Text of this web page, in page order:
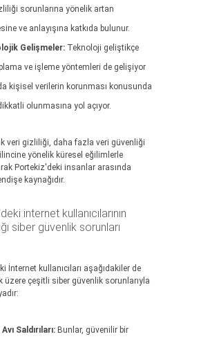
sorunlarına yönelik artan
ve anlayışına katkıda bulunur.
Gelişmeler: Teknoloji geliştikçe
ve işleme yöntemleri de gelişiyor
kişisel verilerin korunması konusunda
olunmasına yol açıyor.
veri gizliliği, daha fazla veri güvenliği
yönelik küresel eğilimlerle
Portekiz'deki insanlar arasında
kaynağıdır.
internet kullanıcılarının
siber güvenlik sorunları
İnternet kullanıcıları aşağıdakiler de
üzere çeşitli siber güvenlik sorunlarıyla
Saldırıları: Bunlar, güvenilir bir